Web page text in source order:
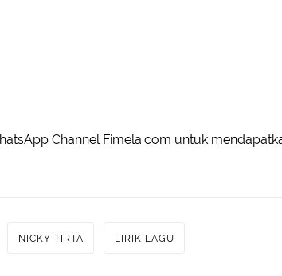
Channel Fimela.com untuk
NICKY TIRTA LIRIK LAGU